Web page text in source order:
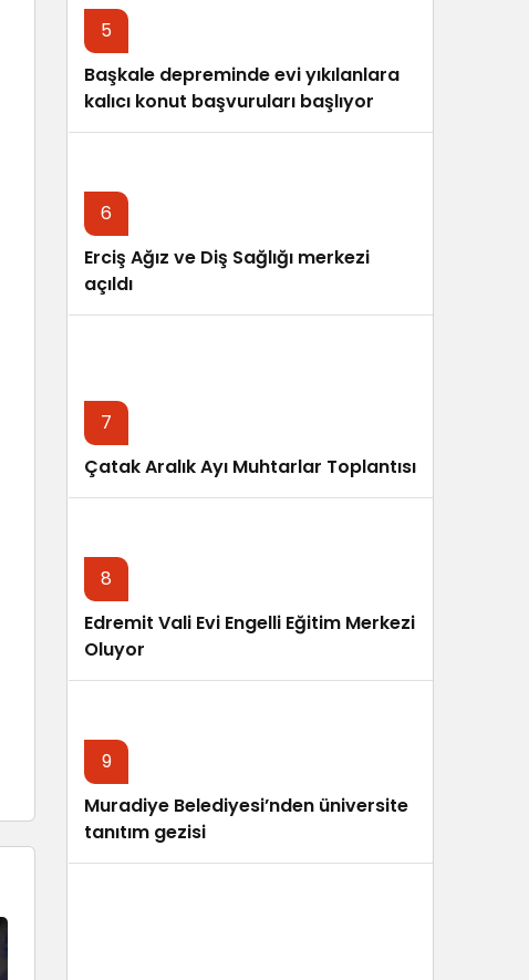
5
Başkale depreminde evi yıkılanlara
kalıcı konut başvuruları başlıyor
6
Erciş Ağız ve Diş Sağlığı merkezi
açıldı
7
Çatak Aralık Ayı Muhtarlar Toplantısı
8
Edremit Vali Evi Engelli Eğitim Merkezi
Oluyor
9
Muradiye Belediyesi’nden üniversite
tanıtım gezisi